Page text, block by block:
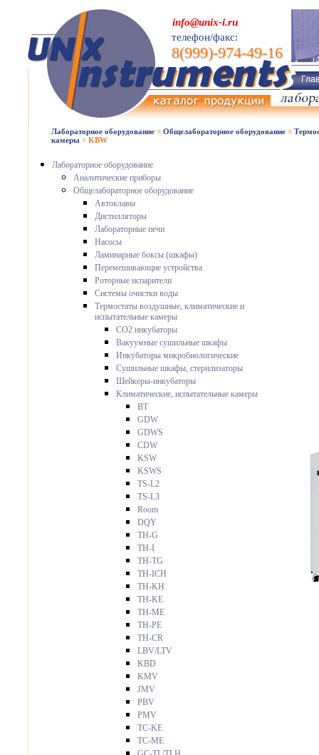
info@unix-i.ru
телефон/факс:
8(999)-974-49-16
Лабораторное оборудование > Общелабораторное оборудование >
камеры > KBW
Лабораторное оборудование
Аналитические приборы
Общелабораторное оборудование
Автоклавы
Дистилляторы
Лабораторные печи
Насосы
Ламинарные боксы (шкафы)
Перемешивающие устройства
Роторные испарители
Системы очистки воды
Термостаты воздушные, климатические и
испытательные камеры
CO2 инкубаторы
Вакуумные сушильные шкафы
Инкубаторы микробиологические
Сушильные шкафы, стерилизаторы
Шейкеры-инкубаторы
Климатические, испытательные камеры
BT
GDW
GDWS
CDW
KSW
KSWS
TS-L2
TS-L3
Room
DQY
TH-G
TH-I
TH-TG
TH-ICH
TH-KH
TH-KE
TH-ME
TH-PE
TH-CR
LBV/LTV
KBD
KMV
JMV
PBV
PMV
TC-KE
TC-ME